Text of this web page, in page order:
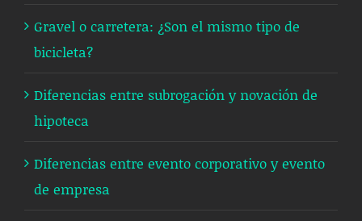
Gravel o carretera: ¿Son el mismo tipo de
bicicleta?
Diferencias entre subrogación y novación de
hipoteca
Diferencias entre evento corporativo y evento
de empresa